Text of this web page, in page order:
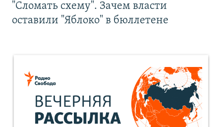
"Сломать схему". Зачем власти
оставили "Яблоко" в бюллетене